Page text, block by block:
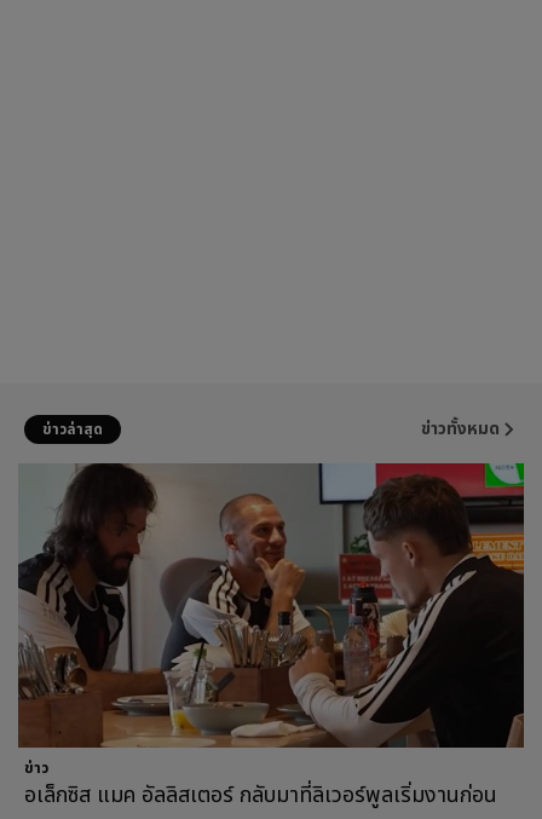
ข่าวล่าสุด ข่าวทั้งหมด
ข่าว
อเล็กซิส แมค อัลลิสเตอร์ กลับมาที่ลิเวอร์พูลเริ่มงานก่อน